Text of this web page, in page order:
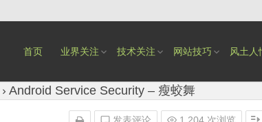
首页 业界关注 技术关注 网站技巧 风土人
Android Service Security – 瘦蛟舞